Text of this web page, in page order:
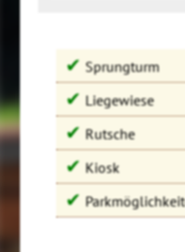
✔ Sprungturm
✔ Liegewiese
✔ Rutsche
✔ Kiosk
✔